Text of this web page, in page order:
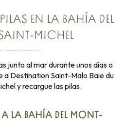
EN LA BAHÍA DEL
MICHEL
junto al mar durante unos días o
a Destination Saint-Malo Baie du
y recargue las pilas.
A LA BAHÍA DEL MONT-